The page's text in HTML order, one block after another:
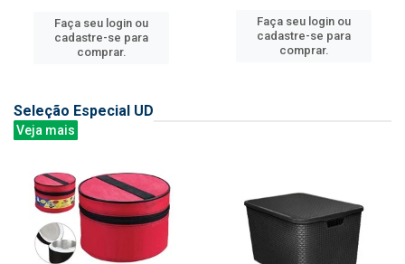
Faça seu login ou
cadastre-se para
comprar.
Faça seu login ou
cadastre-se para
comprar.
Seleção Especial UD
Veja mais